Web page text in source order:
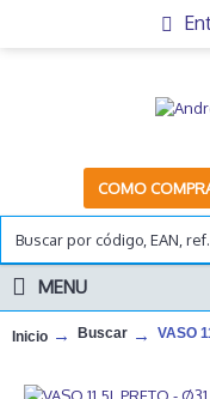
COMO
MENU
Inicio Buscar VASO